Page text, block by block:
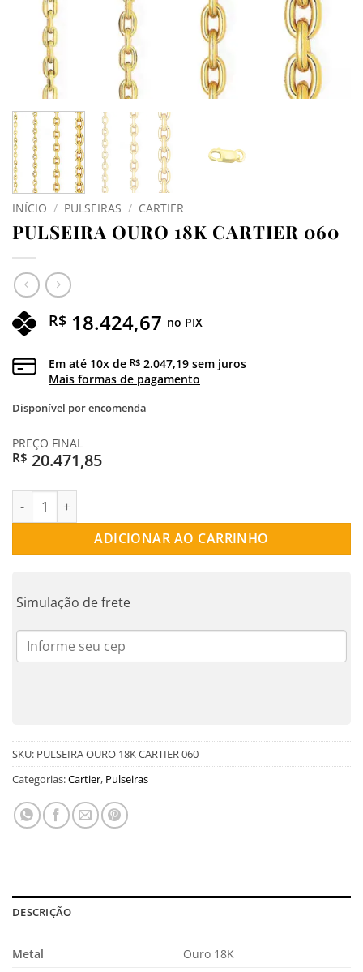
INÍCIO / PULSEIRAS / CARTIER
PULSEIRA OURO 18K CARTIER 060
R$ 18.424,67 no PIX
Em até 10x de R$ 2.047,19 sem juros
Mais formas de pagamento
Disponível por encomenda
PREÇO FINAL
R$ 20.471,85
PULSEIRA OURO 18K CARTIER 060 quantidade
ADICIONAR AO CARRINHO
Simulação de frete
SKU: PULSEIRA OURO 18K CARTIER 060
Categorias:Cartier, Pulseiras
DESCRIÇÃO
Metal
Ouro 18K